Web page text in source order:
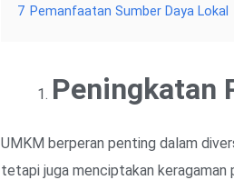
7 Pemanfaatan Sumber Daya Lokal
Peningkatan
UMKM berperan penting dalam
tetapi juga menciptakan keragaman